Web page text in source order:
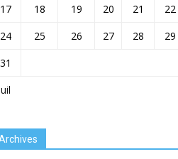
17 18 19 20 21 22
24
25 26 27 28 29
31